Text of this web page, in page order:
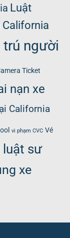
Luật
trú người
Ticket
nạn xe
California
vi phạm CVC Vé
luật sư
xe